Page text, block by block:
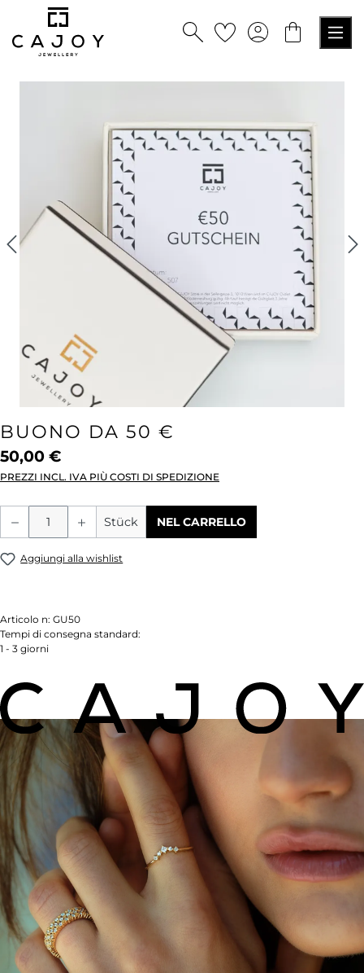
principale
BUONO DA 50 €
50,00 €
PREZZI INCL. IVA PIÙ COSTI DI SPEDIZIONE
Quantità del prodotto: inserisci la
Stück NEL CARRELLO
Aggiungi alla wishlist
Articolo n: GU50
Tempi di consegna standard:
1 - 3 giorni